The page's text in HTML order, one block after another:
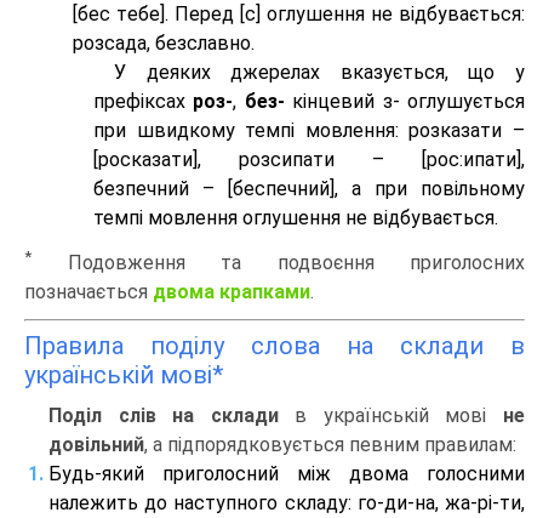
[бес тeбе]. Перед [с] оглушення не відбувається:
розсада, безславно.
У деяких джерелах вказується, що у
префіксах роз-, без- кінцевий з- оглушується
при швидкому темпі мовлення: розказати –
[росказати], розсипати – [роc:ипати],
безпечний – [беспечний], а при повільному
темпі мовлення оглушення не відбувається.
*
Подовження та подвоєння приголосних
позначається двома крапками.
Правила поділу слова на склади в
українській мові*
Поділ слів на складив українській мові не
довільний, а підпорядковується певним правилам:
Будь-який приголосний між двома голосними
належить до наступного складу: го-ди-на, жа-рі-ти,